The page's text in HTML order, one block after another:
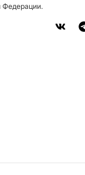
Федерации.